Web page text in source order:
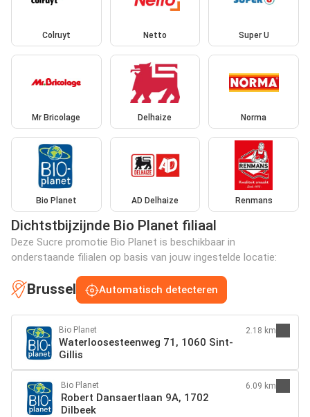
Colruyt Netto Super U
Mr Bricolage Delhaize Norma
Bio Planet AD Delhaize Renmans
Dichtstbijzijnde Bio Planet filiaal
Deze Sucre promotie Bio Planet is beschikbaar in
onderstaande filialen op basis van jouw ingestelde locatie:
Brussel Automatisch detecteren
Bio Planet
Waterloosesteenweg 71, 1060 Sint-
Gillis
2.18 km
Bio Planet
Robert Dansaertlaan 9A, 1702
Dilbeek
6.09 km